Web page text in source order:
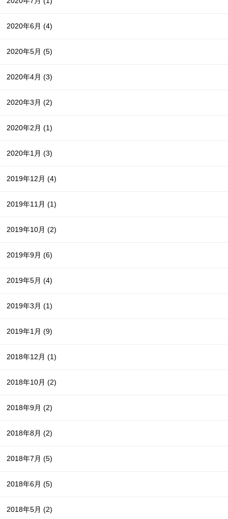
2020年6月(4)
2020年5月(5)
2020年4月(3)
2020年3月(2)
2020年2月(1)
2020年1月(3)
2019年12月(4)
2019年11月(1)
2019年10月(2)
2019年9月(6)
2019年5月(4)
2019年3月(1)
2019年1月(9)
2018年12月(1)
2018年10月(2)
2018年9月(2)
2018年8月(2)
2018年7月(5)
2018年6月(5)
2018年5月(2)